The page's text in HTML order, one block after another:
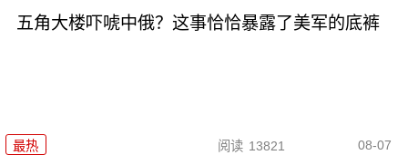
五角大楼吓唬中俄？这事恰恰暴露了美军的底裤
最热 阅读 13821 08-07